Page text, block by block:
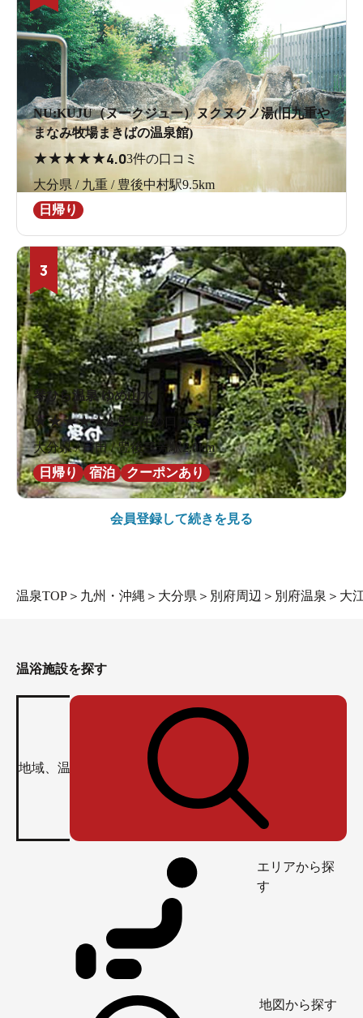
NU:KUJU（ヌークジュー）ヌクヌクノ湯(旧九重や
まなみ牧場まきばの温泉館)
★★★★★4.03件の口コミ
大分県 / 九重 / 豊後中村駅9.5km
日帰り
3
琴ひら温泉 ゆめ山水
★★★★★4.532件の口コミ
大分県 / 日田 / 豊後三芳駅2.0km
日帰り
宿泊 クーポンあり
会員登録して続きを見る
温泉TOP ＞ 九州・沖縄 ＞ 大分県 ＞ 別府周辺 ＞ 別府温泉 ＞ 大
温浴施設を探す
エリアから探
す
地図から探す